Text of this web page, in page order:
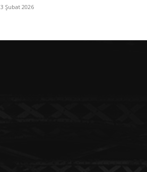
3 Şubat 2026